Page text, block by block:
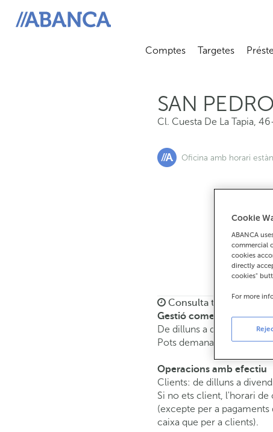
ABANCA
Comptes
Abrir submenú
Targetes
Abrir
SAN
Cl. Cuesta De La Tapia,
Oficina amb horari
Consulta tots els horaris
Gestió comercial
De dilluns a divendres de
Pots demanar cita prèviai
Operacions amb efectiu
Clients: de dilluns a
Si no ets client, l'horari de
(excepte per a
caixa que per a clients).
Cookie
ABANCA
commercial
cookies
directly
cookies"
For more